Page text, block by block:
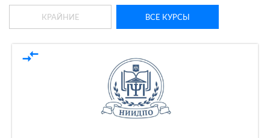
КРАЙНИЕ ВСЕ КУРСЫ
compare_arrows
По форме обучения
По кол-ву учеников